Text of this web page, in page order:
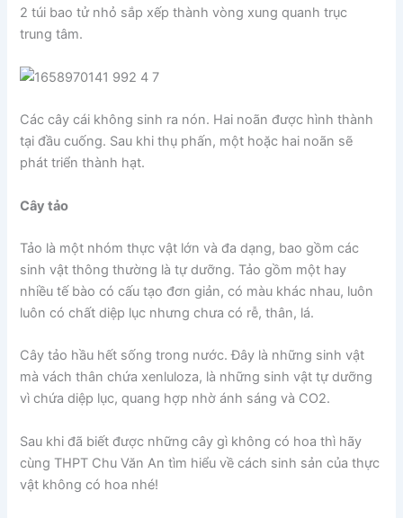
2 túi bao tử nhỏ sắp xếp thành vòng xung quanh trục
trung tâm.
Các cây cái không sinh ra nón. Hai noãn được hình thành
tại đầu cuống. Sau khi thụ phấn, một hoặc hai noãn sẽ
phát triển thành hạt.
Cây tảo
Tảo là một nhóm thực vật lớn và đa dạng, bao gồm các
sinh vật thông thường là tự dưỡng. Tảo gồm một hay
nhiều tế bào có cấu tạo đơn giản, có màu khác nhau, luôn
luôn có chất diệp lục nhưng chưa có rễ, thân, lá.
Cây tảo hầu hết sống trong nước. Đây là những sinh vật
mà vách thân chứa xenluloza, là những sinh vật tự dưỡng
vì chứa diệp lục, quang hợp nhờ ánh sáng và CO2.
Sau khi đã biết được những cây gì không có hoa thì hãy
cùng THPT Chu Văn An tìm hiểu về cách sinh sản của thực
vật không có hoa nhé!